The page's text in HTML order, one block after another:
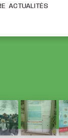
ACTUALITÉS